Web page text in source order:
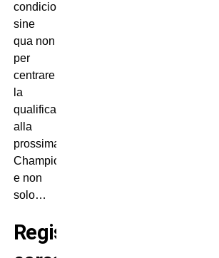
condicio
sine
qua non
per
centrare
la
qualificazione
alla
prossima
Champions
e non
solo…
Regista